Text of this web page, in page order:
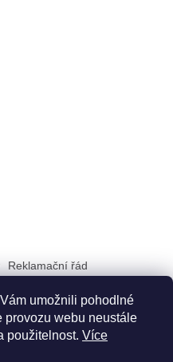
umožnili pohodlné
provozu webu neustále
použitelnost. Více
Reklamační řád
Dokumenty na stiahnutie